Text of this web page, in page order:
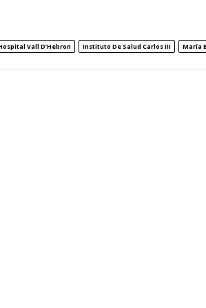
Vall D’Hebron Instituto De Salud Carlos III María